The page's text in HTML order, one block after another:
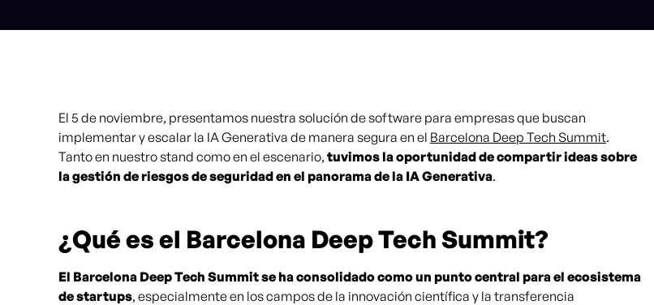
El 5 de noviembre, presentamos nuestra solución de software para empresas que buscan
implementar y escalar la IA Generativa de manera segura en el Barcelona Deep Tech Summit.
Tanto en nuestro stand como en el escenario, tuvimos la oportunidad de compartir ideas sobre
la gestión de riesgos de seguridad en el panorama de la IA Generativa.
¿Qué es el Barcelona Deep Tech Summit?
El Barcelona Deep Tech Summit se ha consolidado como un punto central para el ecosistema
de startups, especialmente en los campos de la innovación científica y la transferencia